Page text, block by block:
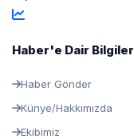
Haber'e Dair Bilgiler
Haber Gönder
Künye/Hakkımızda
Ekibimiz